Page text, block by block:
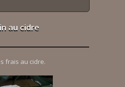
au cidre
frais au cidre.